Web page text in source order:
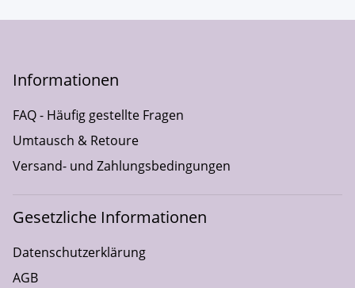
Informationen
FAQ - Häufig gestellte Fragen
Umtausch & Retoure
Versand- und Zahlungsbedingungen
Gesetzliche Informationen
Datenschutzerklärung
AGB